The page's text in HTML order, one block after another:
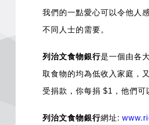
我們的一點愛心可以令他人
不同 人士的需要。
列治文食物銀行是一個由各
取食物的均為低收入家庭，
受捐款，你每捐 $1，他們可
列治文食物銀行網址: